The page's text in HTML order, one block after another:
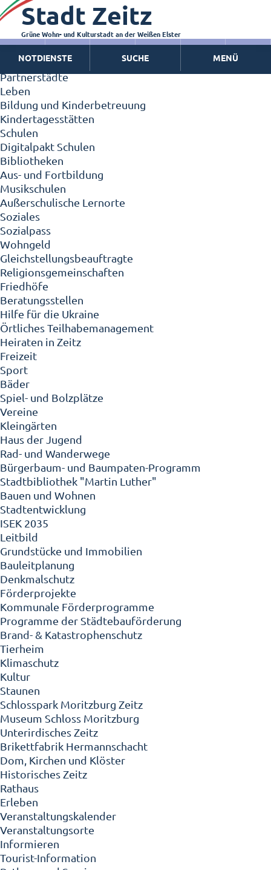
Zeitz - Die Kleinstadt
Willkommen in Zeitz!
Interview mit Oberbürgermeister Christian Thieme
Zeitz - Stadt der Zukunft
Ortschaften
Partnerstädte
Leben
Bildung und Kinderbetreuung
Kindertagesstätten
Schulen
Digitalpakt Schulen
Bibliotheken
Aus- und Fortbildung
Musikschulen
Außerschulische Lernorte
Soziales
Sozialpass
Wohngeld
Gleichstellungsbeauftragte
Religionsgemeinschaften
Friedhöfe
Beratungsstellen
Hilfe für die Ukraine
Örtliches Teilhabemanagement
Heiraten in Zeitz
Freizeit
Sport
Bäder
Spiel- und Bolzplätze
Vereine
Kleingärten
Haus der Jugend
Rad- und Wanderwege
Bürgerbaum- und Baumpaten-Programm
Stadtbibliothek "Martin Luther"
Bauen und Wohnen
Stadtentwicklung
ISEK 2035
Leitbild
Grundstücke und Immobilien
Bauleitplanung
Denkmalschutz
Förderprojekte
Kommunale Förderprogramme
Programme der Städtebauförderung
Brand- & Katastrophenschutz
Tierheim
Klimaschutz
Kultur
Staunen
Schlosspark Moritzburg Zeitz
Museum Schloss Moritzburg
Unterirdisches Zeitz
Brikettfabrik Hermannschacht
Dom, Kirchen und Klöster
Historisches Zeitz
Rathaus
Erleben
Veranstaltungskalender
Veranstaltungsorte
Informieren
Tourist-Information
Stadt Zeitz
Grüne Wohn- und Kulturstadt an der Weißen Elster
NOTDIENSTE SUCHE MENÜ